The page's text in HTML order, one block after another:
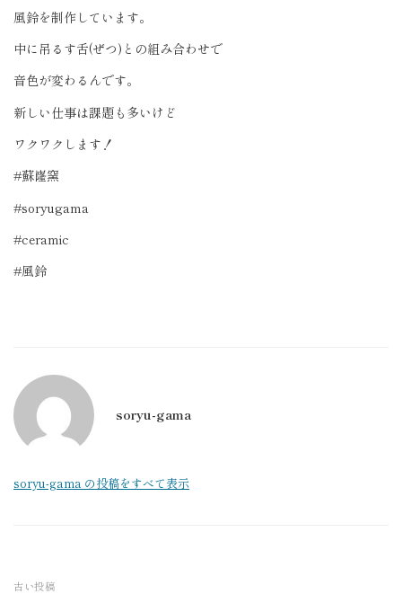
風鈴を制作しています。
中に吊るす舌(ぜつ)との組み合わせで
音色が変わるんです。
新しい仕事は課題も多いけど
ワクワクします！
#蘇嶐窯
#soryugama
#ceramic
#風鈴
soryu-gama
soryu-gama の投稿をすべて表示
古い投稿